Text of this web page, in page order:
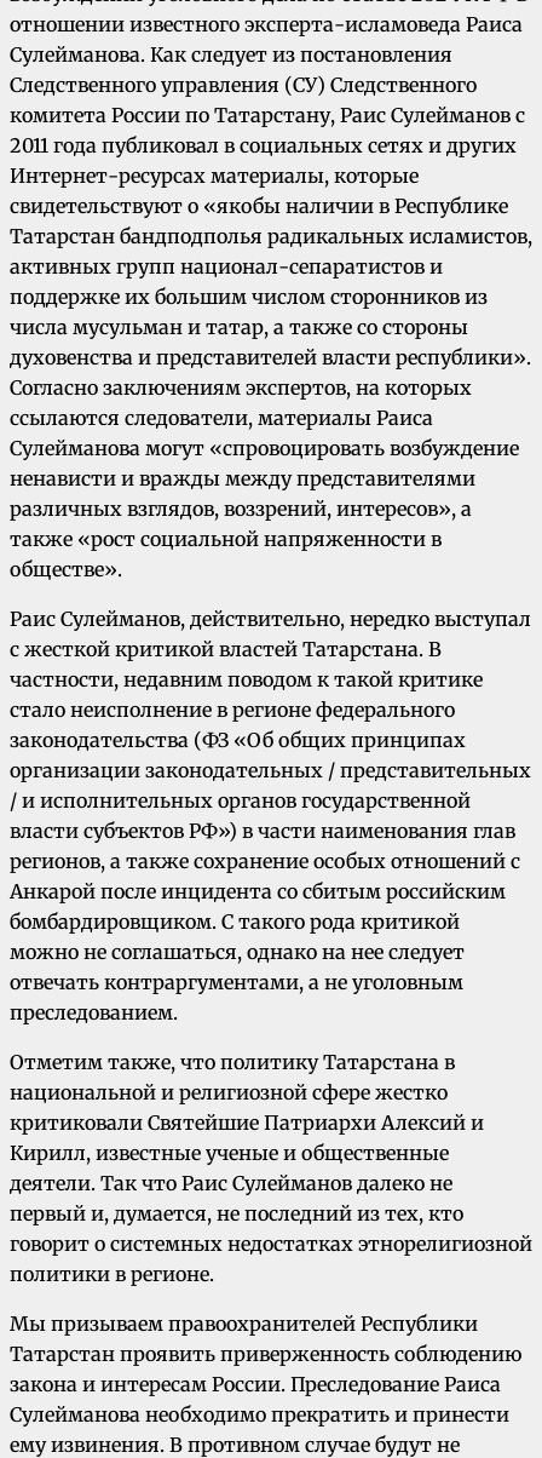
отношении известного эксперта-исламоведа Раиса
Сулейманова. Как следует из постановления
Следственного управления (СУ) Следственного
комитета России по Татарстану, Раис Сулейманов с
2011 года публиковал в социальных сетях и других
Интернет-ресурсах материалы, которые
свидетельствуют о «якобы наличии в Республике
Татарстан бандподполья радикальных исламистов,
активных групп национал-сепаратистов и
поддержке их большим числом сторонников из
числа мусульман и татар, а также со стороны
духовенства и представителей власти республики».
Согласно заключениям экспертов, на которых
ссылаются следователи, материалы Раиса
Сулейманова могут «спровоцировать возбуждение
ненависти и вражды между представителями
различных взглядов, воззрений, интересов», а
также «рост социальной напряженности в
обществе».
Раис Сулейманов, действительно, нередко выступал
с жесткой критикой властей Татарстана. В
частности, недавним поводом к такой критике
стало неисполнение в регионе федерального
законодательства (ФЗ «Об общих принципах
организации законодательных / представительных
/ и исполнительных органов государственной
власти субъектов РФ») в части наименования глав
регионов, а также сохранение особых отношений с
Анкарой после инцидента со сбитым российским
бомбардировщиком. С такого рода критикой
можно не соглашаться, однако на нее следует
отвечать контраргументами, а не уголовным
преследованием.
Отметим также, что политику Татарстана в
национальной и религиозной сфере жестко
критиковали Святейшие Патриархи Алексий и
Кирилл, известные ученые и общественные
деятели. Так что Раис Сулейманов далеко не
первый и, думается, не последний из тех, кто
говорит о системных недостатках этнорелигиозной
политики в регионе.
Мы призываем правоохранителей Республики
Татарстан проявить приверженность соблюдению
закона и интересам России. Преследование Раиса
Сулейманова необходимо прекратить и принести
ему извинения. В противном случае будут не